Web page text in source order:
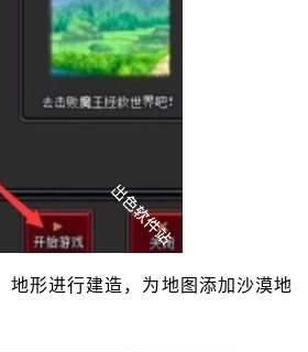
地形进行建造，为地图添加沙漠地